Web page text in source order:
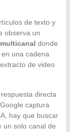
de texto y
observa un
donde
una cadena
de video
directa
captura
hay que buscar
un solo canal de